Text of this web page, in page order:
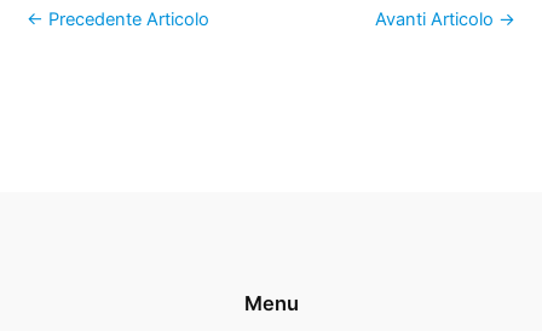
← Precedente Articolo Avanti Articolo →
Menu